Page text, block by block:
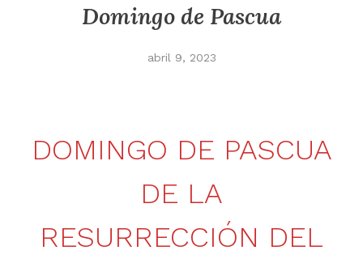
Domingo de Pascua
abril 9, 2023
DOMINGO DE PASCUA
DE LA
RESURRECCIÓN DEL